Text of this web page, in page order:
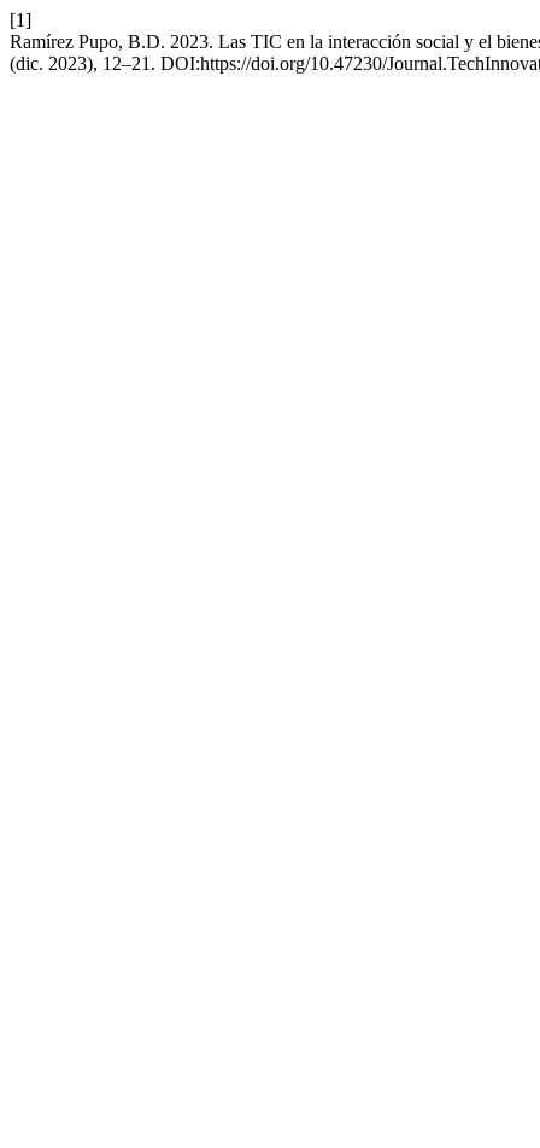
[1]
Ramírez Pupo, B.D. 2023. Las TIC en la interacción social y el
(dic. 2023), 12–21. DOI:https://doi.org/10.47230/